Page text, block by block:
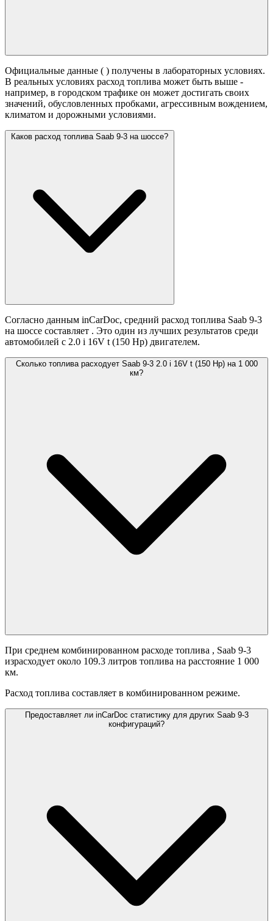
Официальные данные ( ) получены в лабораторных условиях.
В реальных условиях расход топлива может быть выше -
например, в городском трафике он может достигать своих
значений, обусловленных пробками, агрессивным вождением,
климатом и дорожными условиями.
Каков расход топлива Saab 9-3 на шоссе?
Согласно данным inCarDoc, средний расход топлива Saab 9-3
на шоссе составляет . Это один из лучших результатов среди
автомобилей с 2.0 i 16V t (150 Hp) двигателем.
Сколько топлива расходует Saab 9-3 2.0 i 16V t (150 Hp) на 1 000
км?
При среднем комбинированном расходе топлива , Saab 9-3
израсходует около 109.3 литров топлива на расстояние 1 000
км.
Расход топлива составляет в комбинированном режиме.
Предоставляет ли inCarDoc статистику для других Saab 9-3
конфигураций?